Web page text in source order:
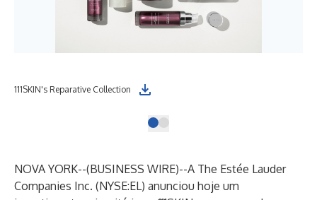
111SKIN's Reparative Collection
NOVA YORK--(BUSINESS WIRE)--A The Estée Lauder
Companies Inc. (NYSE:EL) anunciou hoje um